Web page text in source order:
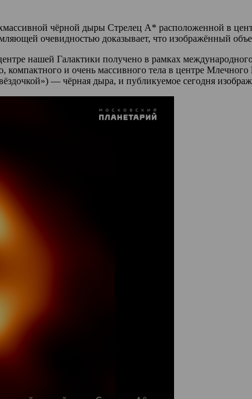
чёрной дыры Стрелец A* расположенной в
очевидностью доказывает, что изображённый
нашей Галактики получено в рамках
и очень массивного тела в центре Млечного
— чёрная дыра, и публикуемое сегодня